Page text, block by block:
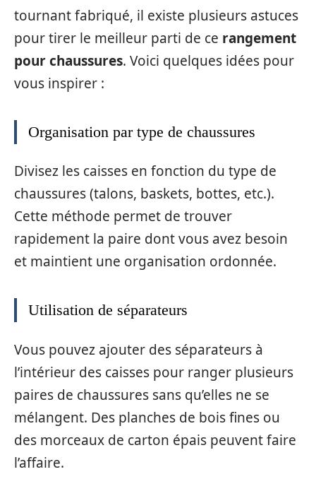
tournant fabriqué, il existe plusieurs astuces
pour tirer le meilleur parti de ce rangement
pour chaussures. Voici quelques idées pour
vous inspirer :
Organisation par type de chaussures
Divisez les caisses en fonction du type de
chaussures (talons, baskets, bottes, etc.).
Cette méthode permet de trouver
rapidement la paire dont vous avez besoin
et maintient une organisation ordonnée.
Utilisation de séparateurs
Vous pouvez ajouter des séparateurs à
l’intérieur des caisses pour ranger plusieurs
paires de chaussures sans qu’elles ne se
mélangent. Des planches de bois fines ou
des morceaux de carton épais peuvent faire
l’affaire.